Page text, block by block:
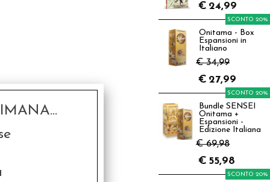
€ 24,99
Onitama - Box
Espansioni in
Italiano
€ 34,99
SCONTO 20%
€ 27,99
Bundle SENSEI
Onitama +
Espansioni -
Edizione Italiana
€ 69,98
SCONTO 20%
€ 55,98
SCONTO 20%